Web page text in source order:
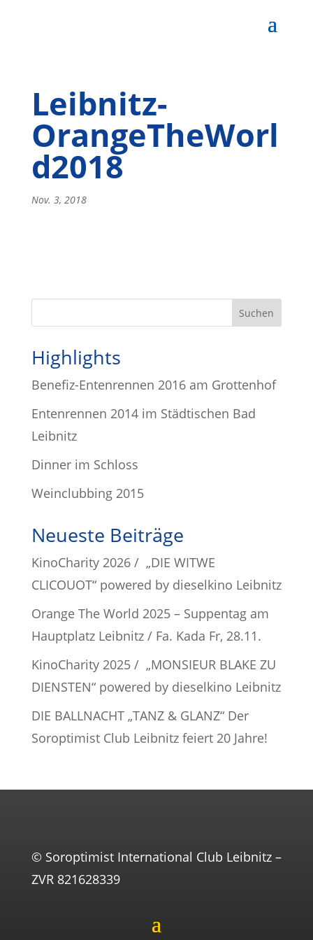
Leibnitz-
OrangeTheWorl
d2018
Nov. 3, 2018
Highlights
Benefiz-Entenrennen 2016 am Grottenhof
Entenrennen 2014 im Städtischen Bad
Leibnitz
Dinner im Schloss
Weinclubbing 2015
Neueste Beiträge
KinoCharity 2026 / „DIE WITWE
CLICOUOT“ powered by dieselkino Leibnitz
Orange The World 2025 – Suppentag am
Hauptplatz Leibnitz / Fa. Kada Fr, 28.11.
KinoCharity 2025 / „MONSIEUR BLAKE ZU
DIENSTEN“ powered by dieselkino Leibnitz
DIE BALLNACHT „TANZ & GLANZ“ Der
Soroptimist Club Leibnitz feiert 20 Jahre!
© Soroptimist International Club Leibnitz –
ZVR 821628339